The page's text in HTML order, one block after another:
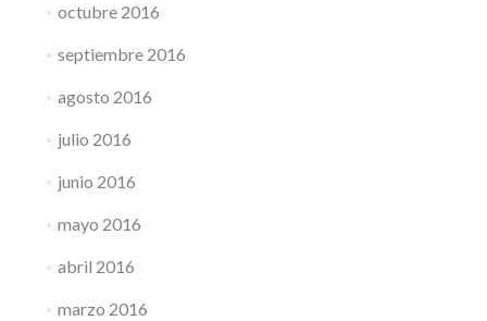
octubre 2016
septiembre 2016
agosto 2016
julio 2016
junio 2016
mayo 2016
abril 2016
marzo 2016